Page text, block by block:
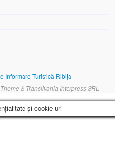
Informare Turistică Ribița
& Transilvania Interpress SRL
și cookie-uri